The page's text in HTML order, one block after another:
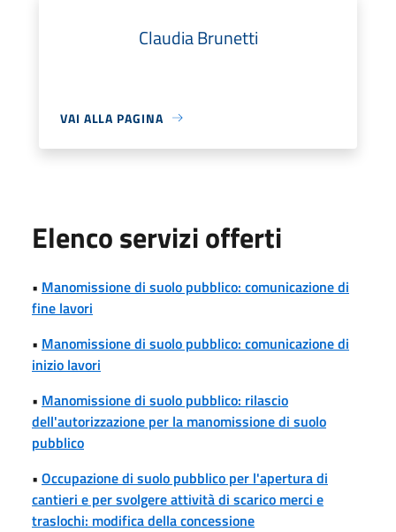
Claudia Brunetti
VAI ALLA PAGINA
Elenco servizi offerti
• Manomissione di suolo pubblico: comunicazione di
fine lavori
• Manomissione di suolo pubblico: comunicazione di
inizio lavori
• Manomissione di suolo pubblico: rilascio
dell'autorizzazione per la manomissione di suolo
pubblico
• Occupazione di suolo pubblico per l'apertura di
cantieri e per svolgere attività di scarico merci e
traslochi: modifica della concessione